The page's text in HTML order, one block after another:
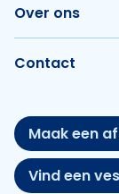
Over ons
Contact
Maak een
Vind een